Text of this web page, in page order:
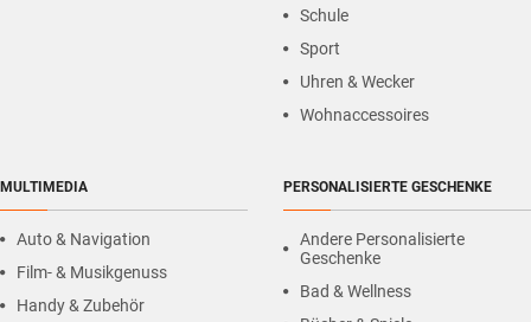
Schule
Sport
Uhren & Wecker
Wohnaccessoires
MULTIMEDIA
Auto & Navigation
Film- & Musikgenuss
Handy & Zubehör
PERSONALISIERTE GESCHENKE
Andere Personalisierte
Geschenke
Bad & Wellness